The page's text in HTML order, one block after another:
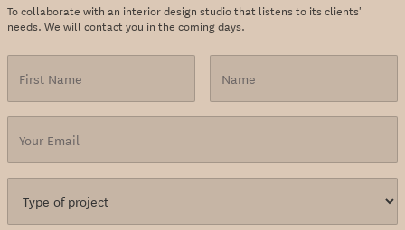
To collaborate with an interior design studio that listens to its clients'
needs. We will contact you in the coming days.